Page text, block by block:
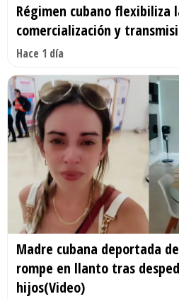
Régimen cubano flexibiliza
comercialización y
Hace 1 día
Madre cubana deportada de
rompe en llanto tras
hijos(Video)